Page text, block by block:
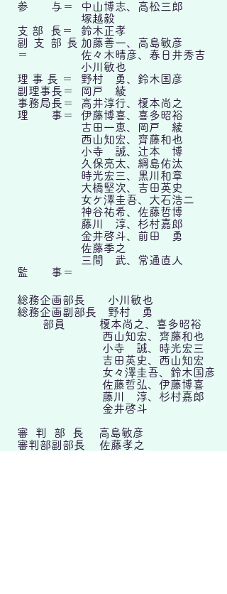
参 与＝
支 部 長＝
副支部長
＝
理 事 長 ＝
副理事長＝
事務局長＝
理 事＝
監 事＝
中山博志、高松三郎
塚越毅
鈴木正孝
加藤善一、高島敏彦
佐々木晴彦、春日井秀吉
小川敏也
野村 勇、鈴木国彦
岡戸 綾
高井淳行、榎本尚之
伊藤博喜、喜多昭裕
古田一恵、岡戸 綾
西山知宏、齊藤和也
小寺 誠、辻本 博
久保亮太、綱島佑汰
時光宏三、黒川和章
大橋堅次、吉田英史
女ケ澤圭吾、大石浩二
神谷祐希、佐藤哲博
藤川 淳、杉村嘉郎
金井啓斗、前田 勇
佐藤季之
三間 武、常通直人
総務企画部長 小川敏也
総務企画副部長 野村 勇
部員 榎本尚之、喜多昭裕
西山知宏、齊藤和也
小寺 誠、時光宏三
吉田英史、西山知宏
女々澤圭吾、鈴木国彦
佐藤哲弘、伊藤博喜
藤川 淳、杉村嘉郎
金井啓斗
審 判 部 長 高島敏彦
審判部副部長 佐藤孝之